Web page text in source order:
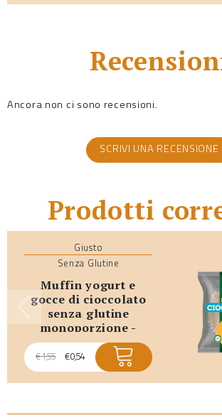
Ancora non ci sono recensioni.
SCRIVI UNA RECENSIONE
Prodotti
Giusto
Senza Glutine
muffin yogurt e
gocce di cioccolato
senza glutine
monoporzione -
promo scadenza
breve
€1,55 €0,54